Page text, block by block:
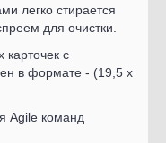
легко стирается
для очистки.
карточек с
в формате - (19,5 х